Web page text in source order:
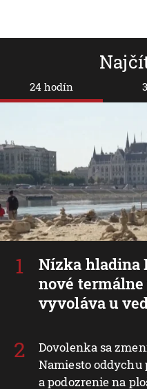
24 hodín
Nízka hladina
nové
vyvoláva u
Dovolenka sa
Namiesto
a podozrenie na